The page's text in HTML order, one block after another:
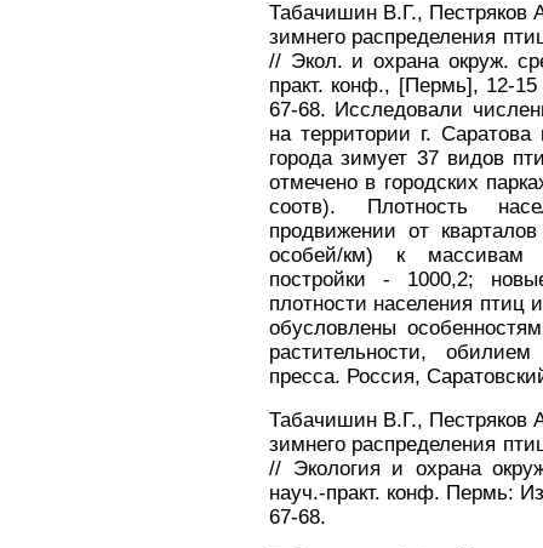
Табачишин В.Г., Пестряков
зимнего распределения
// Экол. и охрана окруж.
практ. конф., [Пермь], 12-
67-68. Исследовали
на территории г.
города зимует 37 видов
отмечено в городских
соотв). Плотность
продвижении от
особей/км) к массивам
постройки - 1000,2;
плотности населения птиц
обусловлены
растительности,
пресса. Россия,
Табачишин В.Г., Пестряков
зимнего распределения
// Экология и охрана
науч.-практ. конф. Пермь:
67-68.